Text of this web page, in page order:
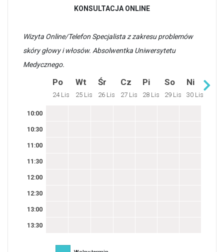
KONSULTACJA ONLINE
Wizyta Online/Telefon Specjalista z zakresu problemów
skóry głowy i włosów. Absolwentka Uniwersytetu
Medycznego.
Po
24 Lis
Wt
25 Lis
Śr
26 Lis
Cz
27 Lis
Pi
28 Lis
So
29 Lis
Ni
30 Lis
10:00
10:30
11:00
11:30
12:00
12:30
13:00
13:30